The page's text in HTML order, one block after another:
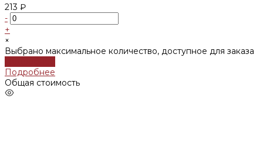
213 ₽
-
+
×
Выбрано максимальное количество, доступное для заказа
Подробнее
Общая стоимость